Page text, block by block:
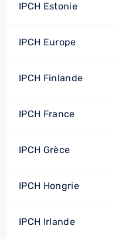
IPCH Estonie
IPCH Europe
IPCH Finlande
IPCH France
IPCH Grèce
IPCH Hongrie
IPCH Irlande